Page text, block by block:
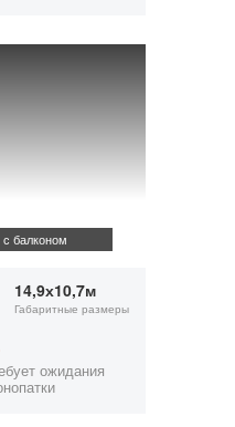
балконом
14,9х10,7м
Габаритные размеры
ожидания